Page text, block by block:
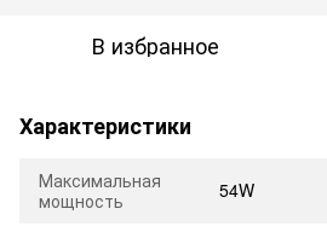
В избранное
Характеристики
Максимальная
мощность
54W